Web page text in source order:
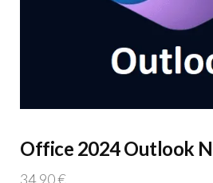
Office 2024 Outlook
34,90€